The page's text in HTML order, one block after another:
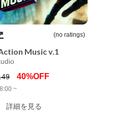
(no ratings)
Music v.1
40%OFF
~
詳細を見る
AssetStore